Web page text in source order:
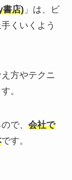
書店)」は、ビ
くいくよう
方やテクニ
。
で、 会社で
です。